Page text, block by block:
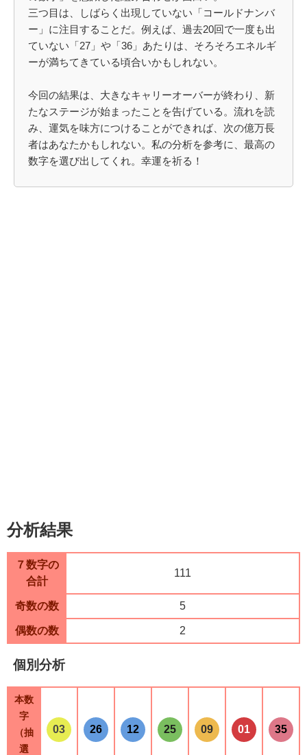
三つ目は、しばらく出現していない「コールドナンバ
ー」に注目することだ。例えば、過去20回で一度も出
ていない「27」や「36」あたりは、そろそろエネルギ
ーが満ちてきている頃合いかもしれない。
今回の結果は、大きなキャリーオーバーが終わり、新
たなステージが始まったことを告げている。流れを読
み、運気を味方につけることができれば、次の億万長
者はあなたかもしれない。私の分析を参考に、最高の
数字を選び出してくれ。幸運を祈る！
分析結果
７数字の
合計
111
奇数の数 5
偶数の数 2
個別分析
本数
字
（抽
選
03 26 12 25 09 01 35